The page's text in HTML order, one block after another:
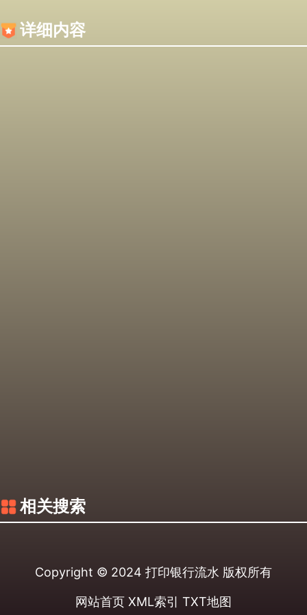
详细内容
相关搜索
Copyright © 2024 打印银行流水 版权所有
网站首页 XML索引 TXT地图